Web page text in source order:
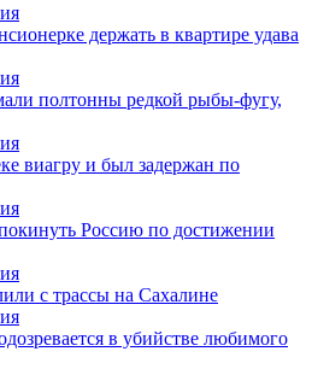
держать в квартире удава
полтонны редкой рыбы-фугу,
виагру и был задержан по
Россию по достижении
с трассы на Сахалине
в убийстве любимого